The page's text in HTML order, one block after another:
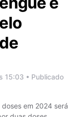
15:03 • Publicado
em 2024 será